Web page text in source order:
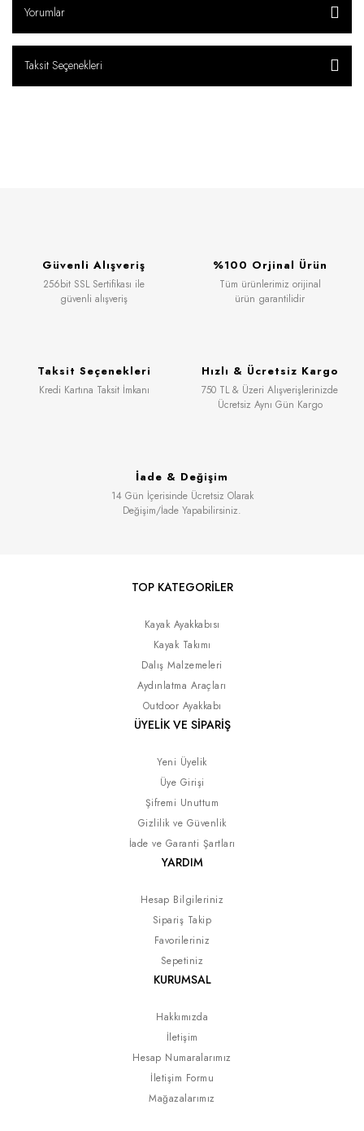
Yorumlar
Taksit Seçenekleri
Güvenli Alışveriş
256bit SSL Sertifikası ile
güvenli alışveriş
%100 Orjinal Ürün
Tüm ürünlerimiz orijinal
ürün garantilidir
Taksit Seçenekleri
Kredi Kartına Taksit İmkanı
Hızlı & Ücretsiz Kargo
750 TL & Üzeri Alışverişlerinizde
Ücretsiz Aynı Gün Kargo
İade & Değişim
14 Gün İçerisinde Ücretsiz Olarak
Değişim/İade Yapabilirsiniz.
TOP KATEGORİLER
Kayak Ayakkabısı
Kayak Takımı
Dalış Malzemeleri
Aydınlatma Araçları
Outdoor Ayakkabı
ÜYELİK VE SİPARİŞ
Yeni Üyelik
Üye Girişi
Şifremi Unuttum
Gizlilik ve Güvenlik
İade ve Garanti Şartları
YARDIM
Hesap Bilgileriniz
Sipariş Takip
Favorileriniz
Sepetiniz
KURUMSAL
Hakkımızda
İletişim
Hesap Numaralarımız
İletişim Formu
Mağazalarımız